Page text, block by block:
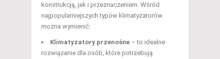
konstrukcją, jak i przeznaczeniem. Wśród
najpopularniejszych typów klimatyzatorów
można wymienić:
Klimatyzatory przenośne – to idealne
rozwiązanie dla osób, które potrzebują